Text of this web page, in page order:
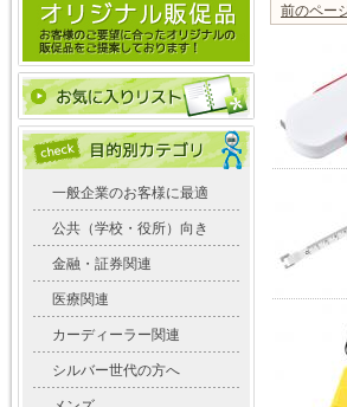
一般企業のお客様に最適
公共（学校・役所）向き
金融・証券関連
医療関連
カーディーラー関連
シルバー世代の方へ
前のペー